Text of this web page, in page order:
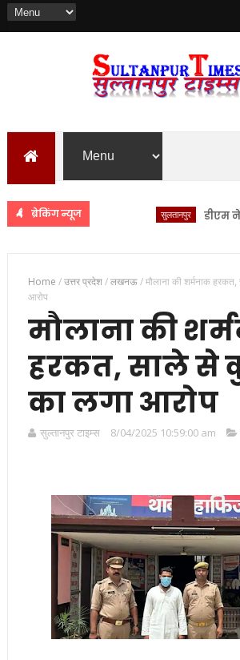
ब्रेकिंग न्यूज डीएम ने अमृत
Home /उत्तर प्रदेश/लखनऊ/मौलाना की शर्मनाक
आरोप
मौलाना की
हरकत, साले से
का लगा आरोप
सुल्तानपुर टाइम्स 8/04/2025 10:59:00 am